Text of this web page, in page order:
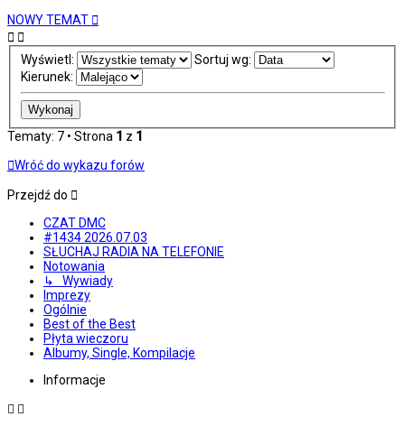
NOWY TEMAT
Wyświetl:
Sortuj wg:
Kierunek:
Tematy: 7 • Strona 1 z 1
Wróć do wykazu forów
Przejdź do
CZAT DMC
#1434 2026.07.03
SŁUCHAJ RADIA NA TELEFONIE
Notowania
↳ Wywiady
Imprezy
Ogólnie
Best of the Best
Płyta wieczoru
Albumy, Single, Kompilacje
Informacje